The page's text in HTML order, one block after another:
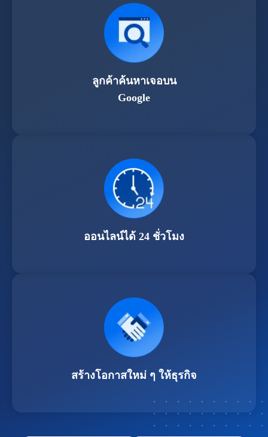
ลูกค้าค้นหาเจอบน
Google
ออนไลน์ได้ 24 ชั่วโมง
สร้างโอกาสใหม่ ๆ ให้ธุรกิจ